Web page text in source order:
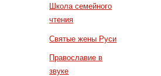
Школа семейного
чтения
Святые жены Руси
Православие в
звуке